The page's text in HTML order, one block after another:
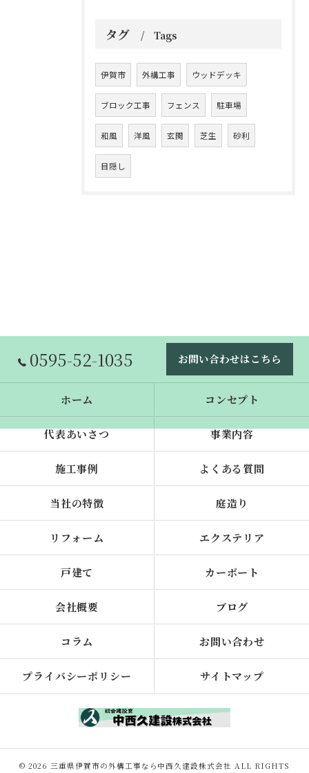
タグ Tags
伊賀市 外構工事 ウッドデッキ
ブロック工事 フェンス 駐車場
和風 洋風 玄関 芝生 砂利
目隠し
0595-52-1035 お問い合わせはこちら
ホーム コンセプト
代表あいさつ 事業内容
施工事例 よくある質問
当社の特徴 庭造り
リフォーム エクステリア
戸建て カーポート
会社概要 ブログ
コラム お問い合わせ
プライバシーポリシー サイトマップ
© 2026 三重県伊賀市の外構工事なら中西久建設株式会社 ALL RIGHTS